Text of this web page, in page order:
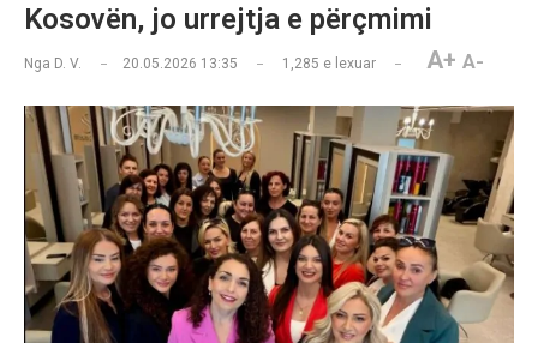
Kosovën, jo urrejtja e përçmimi
Nga D. V. 20.05.2026 13:35 1,285 e lexuar A+ A-